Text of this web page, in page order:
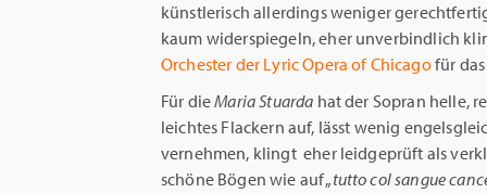
künstlerisch allerdings weniger
kaum widerspiegeln, eher unverbindlich
Orchester der Lyric Opera of Chicagofür
Für dieMaria Stuarda hat der Sopran helle,
leichtes Flackern auf, lässt wenig
vernehmen, klingt eher leidgeprüft als
schöne Bögen wie auf „tutto col sangue